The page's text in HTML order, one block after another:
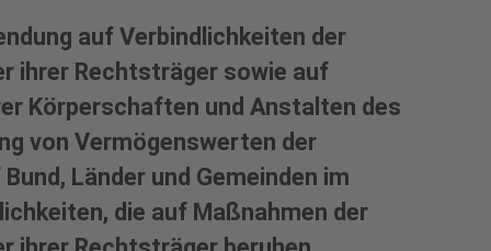
auf Verbindlichkeiten der
ihrer Rechtsträger sowie auf
Körperschaften und Anstalten des
von Vermögenswerten der
Länder und Gemeinden im
die auf Maßnahmen der